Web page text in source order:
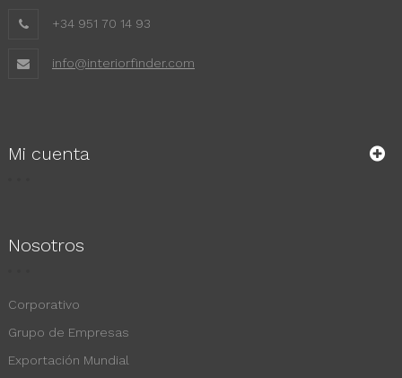
+34 951 70 14 93
info@interiorfinder.com
Mi cuenta
Nosotros
Corporativo
Grupo de Empresas
Exportación Mundial